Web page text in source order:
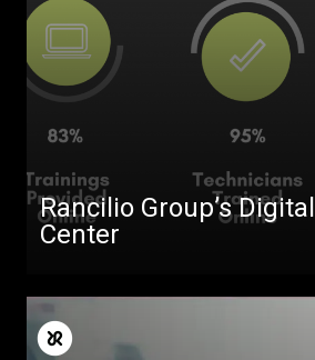
Rancilio Group’s
Center
Toutes
Produits
Plus de